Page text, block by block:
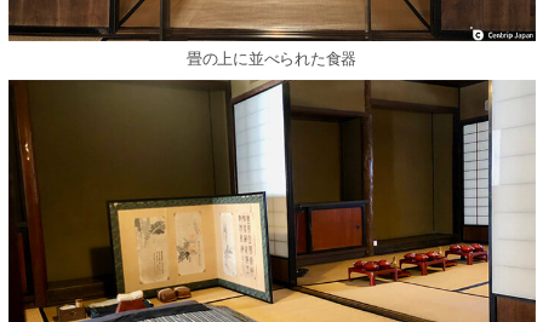
畳の上に並べられた⾷器